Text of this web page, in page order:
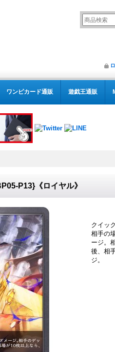
ワンピカード通販 遊戯王通販
P13}《ロイヤル》
クイック
相手の
ージ。
後、相
ジ。